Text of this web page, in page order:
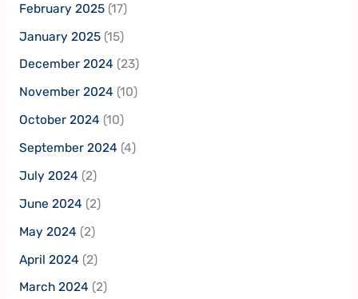
February 2025(17)
January 2025(15)
December 2024 (23)
November 2024 (10)
October 2024 (10)
September 2024 (4)
July 2024 (2)
June 2024 (2)
May 2024 (2)
April 2024 (2)
March 2024 (2)